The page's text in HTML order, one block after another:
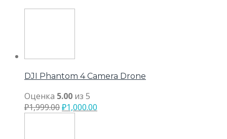
DJI Phantom 4 Camera Drone
Оценка 5.00 из 5
₽1,999.00₽1,000.00